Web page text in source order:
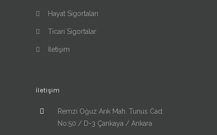
Hayat Sigortaları
Ticari Sigortalar
İletişim
İletişim
Remzi Oğuz Arık Mah. Tunus Cad.
No:50 / D-3 Çankaya / Ankara